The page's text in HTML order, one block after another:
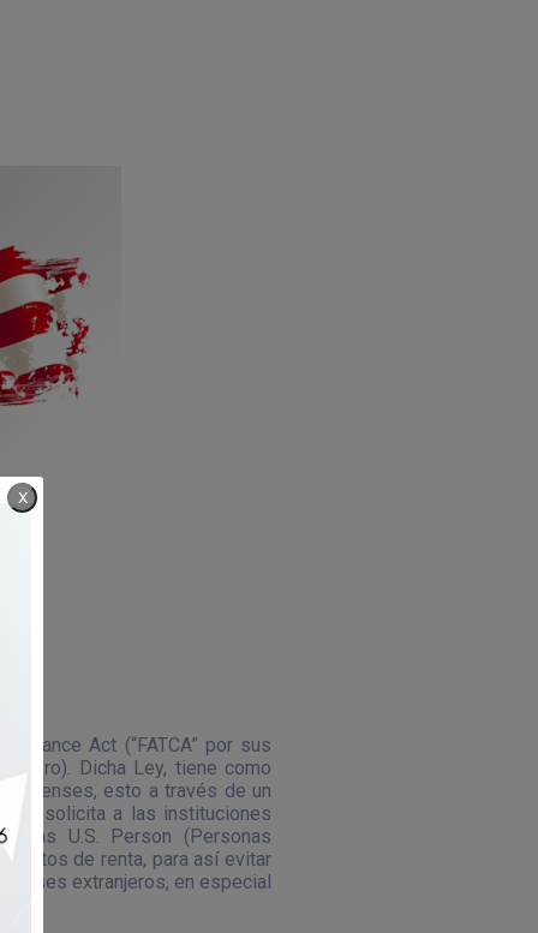
X
Act (“FATCA” por sus
Dicha Ley, tiene como
esto a través de un
solicita a las instituciones
las U.S. Person (Personas
de renta, para así evitar
extranjeros, en especial